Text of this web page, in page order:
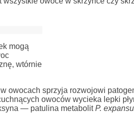
mogą
wtórnie
owocach sprzyja rozwojowi
owoców wycieka lepki
— patulina metabolitP.